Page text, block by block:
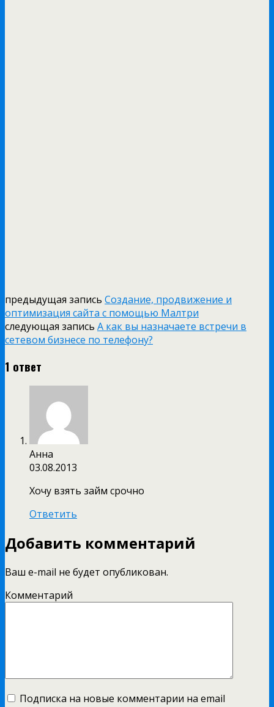
предыдущая запись Создание, продвижение и
оптимизация сайта с помощью Малтри
следующая запись А как вы назначаете встречи в
сетевом бизнесе по телефону?
1 ответ
Анна
03.08.2013
Хочу взять займ срочно
Ответить
Добавить комментарий
Ваш e-mail не будет опубликован.
Комментарий
Подписка на новые комментарии на email